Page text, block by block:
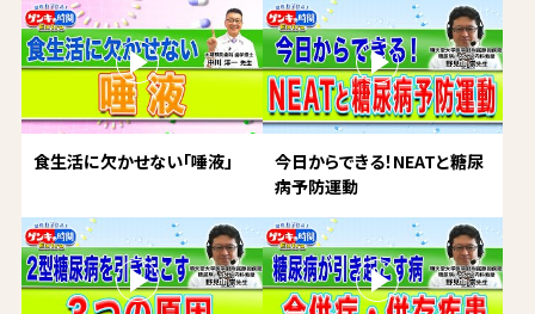
食生活に欠かせない「唾液」
今日からできる！NEATと糖尿
病予防運動